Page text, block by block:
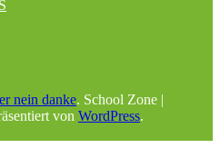
nein danke. School Zone |
von WordPress.